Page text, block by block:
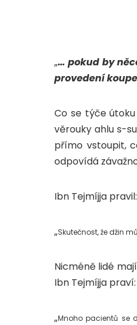
„… pokud by
provedení
Co se týče
věrouky ahlu s-
přímo vstoupit,
odpovídá
Ibn Tejmíjja pravil:
„Skutečnost, že džin
Nicméně lidé
Ibn Tejmíjja praví:
„Mnoho pacientů se